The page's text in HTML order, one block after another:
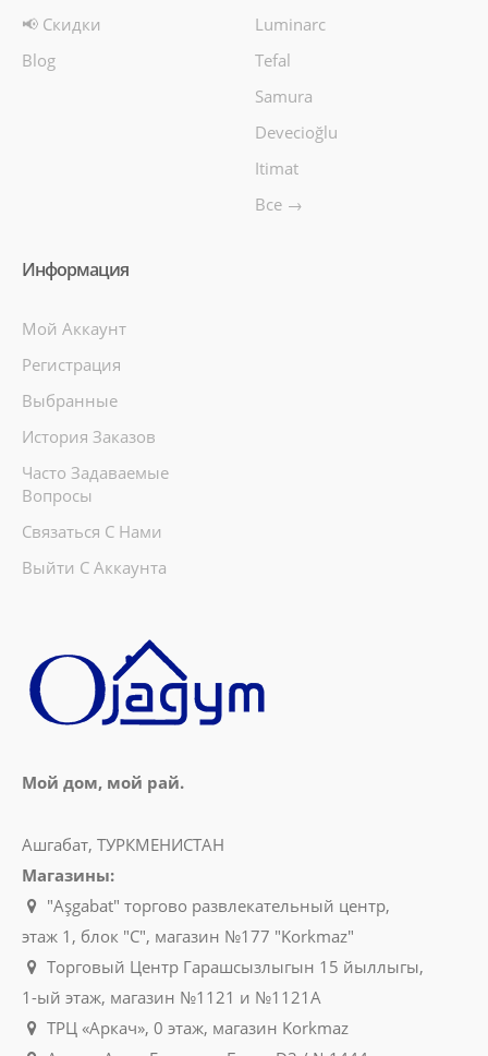
📢 Скидки
Blog
Luminarc
Tefal
Samura
Devecioğlu
Itimat
Все →
Информация
Мой Аккаунт
Регистрация
Выбранные
История Заказов
Часто Задаваемые
Вопросы
Связаться С Нами
Выйти С Аккаунта
Мой дом, мой рай.
Ашгабат, ТУРКМЕНИСТАН
Магазины:
"Aşgabat" торгово развлекательный центр,
этаж 1, блок "C", магазин №177 "Korkmaz"
Торговый Центр Гарашсызлыгын 15 йыллыгы,
1-ый этаж, магазин №1121 и №1121A
ТРЦ «Аркач», 0 этаж, магазин Korkmaz